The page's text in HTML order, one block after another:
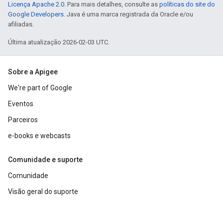
Licença Apache 2.0. Para mais detalhes, consulte as políticas do site do
Google Developers. Java é uma marca registrada da Oracle e/ou
afiliadas.
Última atualização 2026-02-03 UTC.
Sobre a Apigee
We're part of Google
Eventos
Parceiros
e-books e webcasts
Comunidade e suporte
Comunidade
Visão geral do suporte